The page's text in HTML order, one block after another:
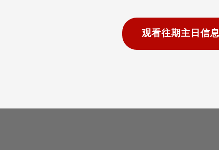
观看往期主日信